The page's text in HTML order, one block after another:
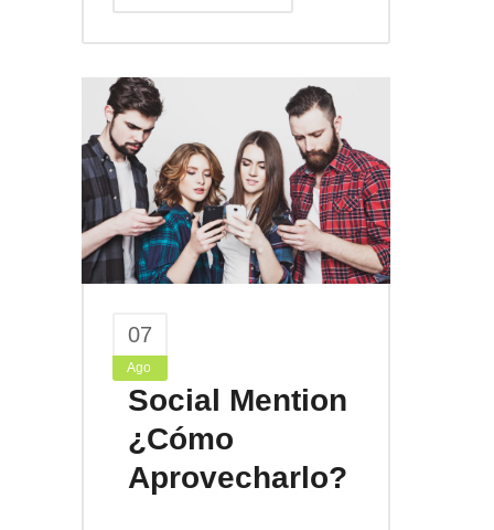
07
Ago
Social Mention
¿Cómo
Aprovecharlo?